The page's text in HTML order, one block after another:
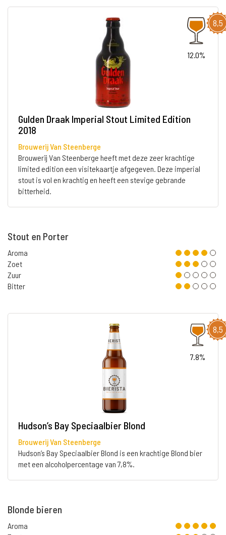
8,5
12.0%
Gulden Draak Imperial Stout Limited Edition
2018
Brouwerij Van Steenberge
Brouwerij Van Steenberge heeft met deze zeer krachtige
limited edition een visitekaartje afgegeven. Deze imperial
stout is vol en krachtig en heeft een stevige gebrande
bitterheid.
Stout en Porter
Aroma
Zoet
Zuur
Bitter
8,5
7.8%
Hudson’s Bay Speciaalbier Blond
Brouwerij Van Steenberge
Hudson’s Bay Speciaalbier Blond is een krachtige Blond bier
met een alcoholpercentage van 7,8%.
Blonde bieren
Aroma